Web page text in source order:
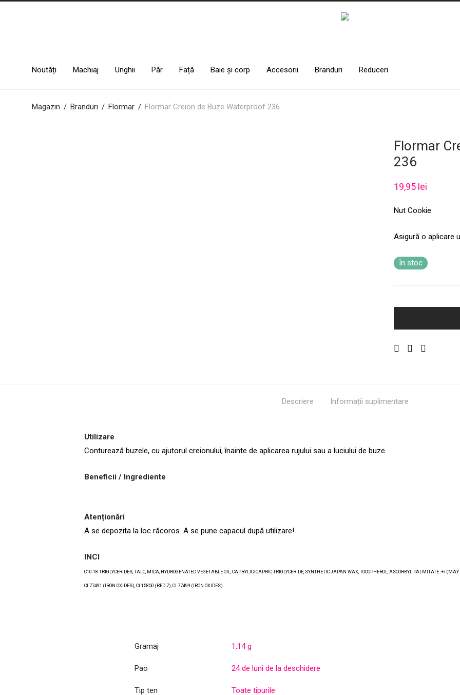
Noutăți Machiaj Unghii Păr Față Baie și corp Accesorii Branduri Reduceri
Magazin / Branduri / Flormar / Flormar Creion de Buze Waterproof 236
Flormar
236
19,95 lei
Nut Cookie
Asigură o aplicare
În stoc
Descriere Informații suplimentare
Utilizare
Conturează buzele, cu ajutorul creionului, înainte de aplicarea rujului sau a luciului de buze.
Beneficii / Ingrediente
Atenționări
A se depozita la loc răcoros. A se pune capacul după utilizare!
INCI
C10-18 TRIGLYCERIDES, TALC, MICA, HYDROGENATED VEGETABLE OIL, CAPRYLIC/CAPRIC TRIGLYCERIDE, SYNTHETIC JAPAN WAX, TOCOPHEROL, ASCORBYL PALMITATE. +/-
CI 77491 (IRON OXIDES), CI 15850 (RED 7), CI 77499 (IRON OXIDES).
Gramaj 1,14 g
Pao 24 de luni de la deschidere
Tip ten Toate tipurile